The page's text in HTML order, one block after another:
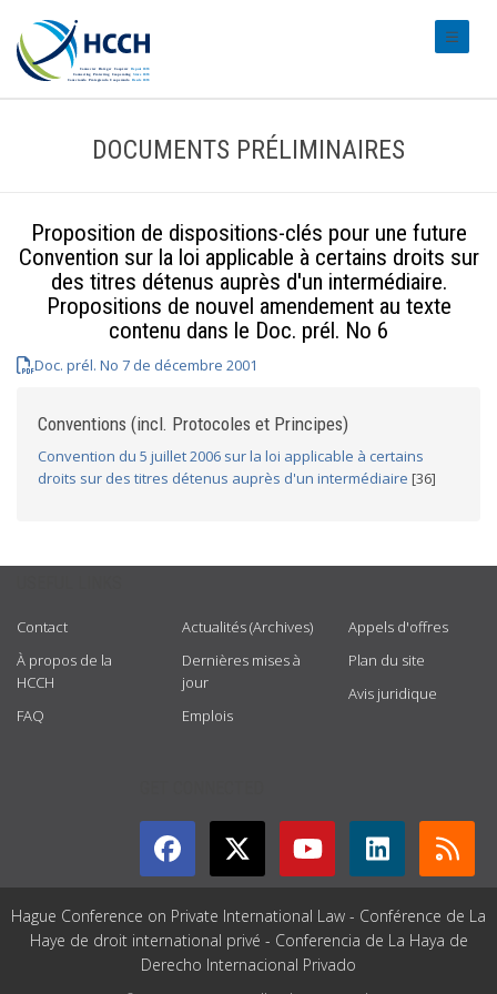
DOCUMENTS PRÉLIMINAIRES
Proposition de dispositions-clés pour une future
Convention sur la loi applicable à certains droits sur
des titres détenus auprès d'un intermédiaire.
Propositions de nouvel amendement au texte
contenu dans le Doc. prél. No 6
Doc. prél. No 7 de décembre 2001
Conventions (incl. Protocoles et Principes)
Convention du 5 juillet 2006 sur la loi applicable à certains
droits sur des titres détenus auprès d'un intermédiaire [36]
Contact
À propos de la
HCCH
FAQ
Actualités (Archives)
Dernières mises à
jour
Emplois
Appels d'offres
Plan du site
Avis juridique
Hague Conference on Private International Law - Conférence de La
Haye de droit international privé - Conferencia de La Haya de
Derecho Internacional Privado